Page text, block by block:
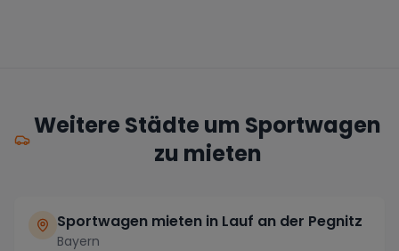
Weitere Städte um Sportwagen
zu mieten
Sportwagen mieten in Lauf an der Pegnitz
Bayern